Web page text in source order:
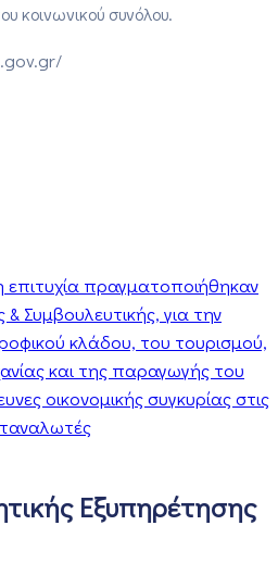
κοινωνικού συνόλου.
επιτυχία πραγματοποιήθηκαν
Συμβουλευτικής, για την
κλάδου, του τουρισμού,
και της παραγωγής του
οικονομικής συγκυρίας στις
Εξυπηρέτησης